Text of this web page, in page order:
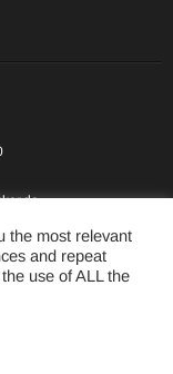
Rights Reserved.
the most relevant
and repeat
use of ALL the